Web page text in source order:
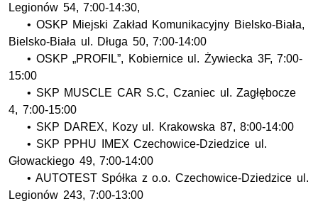
Legionów 54, 7:00-14:30,
• OSKP Miejski Zakład Komunikacyjny Bielsko-Biała,
Bielsko-Biała ul. Długa 50, 7:00-14:00
• OSKP „PROFIL”, Kobiernice ul. Żywiecka 3F, 7:00-
15:00
• SKP MUSCLE CAR S.C, Czaniec ul. Zagłębocze
4, 7:00-15:00
• SKP DAREX, Kozy ul. Krakowska 87, 8:00-14:00
• SKP PPHU IMEX Czechowice-Dziedzice ul.
Głowackiego 49, 7:00-14:00
• AUTOTEST Spółka z o.o. Czechowice-Dziedzice ul.
Legionów 243, 7:00-13:00